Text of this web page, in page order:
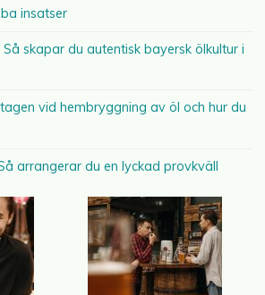
insatser
skapar du autentisk bayersk ölkultur i
vid hembryggning av öl och hur du
arrangerar du en lyckad provkväll